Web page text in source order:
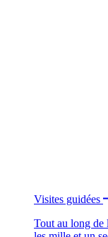
Visites guidées
Tout au long de